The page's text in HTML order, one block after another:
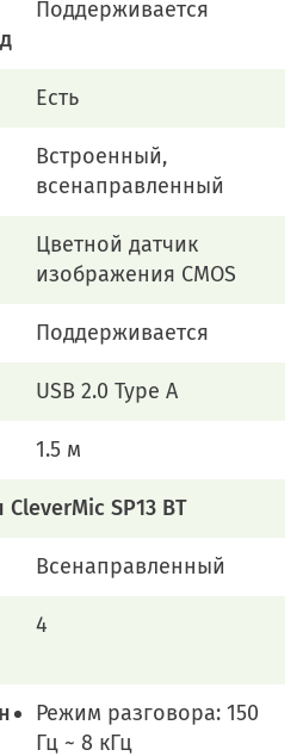
Поддерживается
Есть
Встроенный,
всенаправленный
Цветной датчик
изображения CMOS
Поддерживается
USB 2.0 Type A
1.5 м
SP13 BT
Всенаправленный
4
Режим разговора: 150
Гц ~ 8 кГц